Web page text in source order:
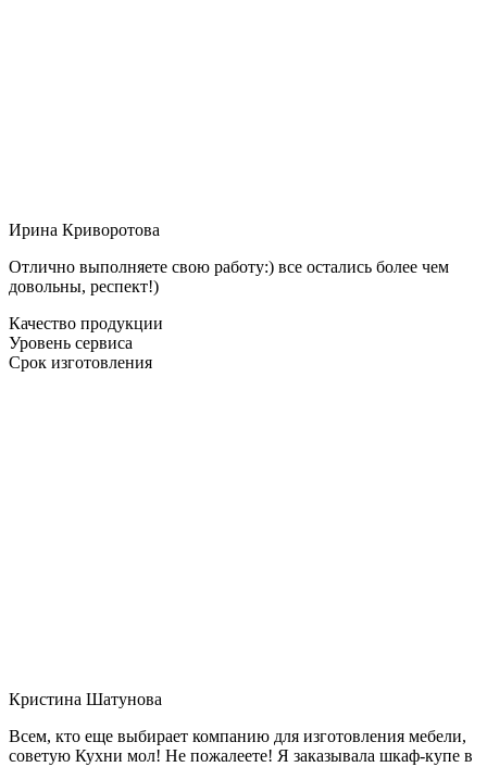
Ирина Криворотова
Отлично выполняете свою работу:) все остались более чем
довольны, респект!)
Качество продукции
Уровень сервиса
Срок изготовления
Кристина Шатунова
Всем, кто еще выбирает компанию для изготовления мебели,
советую Кухни мол! Не пожалеете! Я заказывала шкаф-купе в